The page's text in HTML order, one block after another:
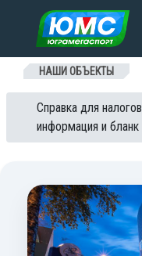
Перейти к
НАШИ ОБЪЕКТЫ
Справка для
информация и бланк